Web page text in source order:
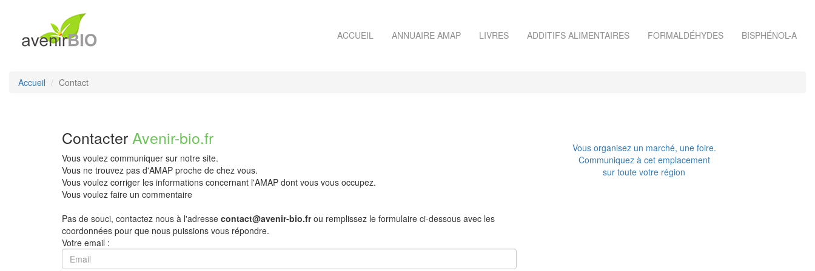
ACCUEIL ANNUAIRE AMAP LIVRES ADDITIFS ALIMENTAIRES FORMALDÉHYDES BISPHÉNOL-A
Accueil Contact
Contacter Avenir-bio.fr
Vous voulez communiquer sur notre site.
Vous ne trouvez pas d'AMAP proche de chez vous.
Vous voulez corriger les informations concernant l'AMAP dont vous vous occupez.
Vous voulez faire un commentaire
Pas de souci, contactez nous à l'adresse contact@avenir-bio.frou remplissez le formulaire ci-dessous avec les
coordonnées pour que nous puissions vous répondre.
Votre email :
Vous organisez un marché, une foire.
Communiquez à cet emplacement
sur toute votre région